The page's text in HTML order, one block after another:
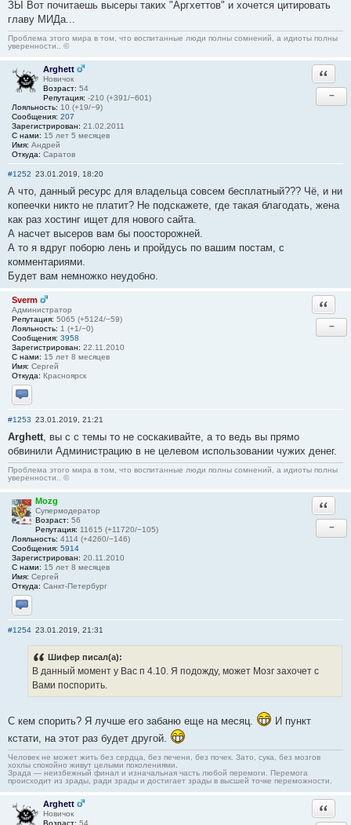
ЗЫ Вот почитаешь высеры таких "Аргхеттов" и хочется цитировать
главу МИДа...
Проблема этого мира в том, что воспитанные люди полны сомнений, а идиоты полны
уверенности.. ©
Arghett
Новичок
Возраст: 54
Репутация: -210 (+391/−601)
Лояльность: 10 (+19/−9)
Сообщения: 207
Зарегистрирован: 21.02.2011
С нами: 15 лет 5 месяцев
Имя: Андрей
Откуда: Саратов
−
#1252 23.01.2019, 18:20
А что, данный ресурс для владельца совсем бесплатный??? Чё, и ни
копеечки никто не платит? Не подскажете, где такая благодать, жена
как раз хостинг ищет для нового сайта.
А насчет высеров вам бы поосторожней.
А то я вдруг поборю лень и пройдусь по вашим постам, с
комментариями.
Будет вам немножко неудобно.
Sverm
Администратор
Репутация: 5065 (+5124/−59)
Лояльность: 1 (+1/−0)
Сообщения: 3958
Зарегистрирован: 22.11.2010
С нами: 15 лет 8 месяцев
Имя: Сергей
Откуда: Красноярск
Отправить личное сообщение
−
#1253 23.01.2019, 21:21
Arghett , вы с с темы то не соскакивайте, а то ведь вы прямо
обвинили Администрацию в не целевом использовании чужих денег.
Проблема этого мира в том, что воспитанные люди полны сомнений, а идиоты полны
уверенности.. ©
Mozg
Супермодератор
Возраст: 56
Репутация: 11615 (+11720/−105)
Лояльность: 4114 (+4260/−146)
Сообщения: 5914
Зарегистрирован: 20.11.2010
С нами: 15 лет 8 месяцев
Имя: Сергей
Откуда: Санкт-Петербург
Отправить личное сообщение
−
#1254 23.01.2019, 21:31
Шифер писал(а):
В данный момент у Вас п 4.10. Я подожду, может Мозг захочет с
Вами поспорить.
С кем спорить? Я лучше его забаню еще на месяц.
И пункт
кстати, на этот раз будет другой.
Человек не может жить без сердца, без печени, без почек. Зато, сука, без мозгов
хохлы спокойно живут целыми поколениями.
Зрада — неизбежный финал и изначальная часть любой перемоги. Перемога
происходит из зрады, ради зрады и достигает зрады в высшей точке переможности.
Arghett
Новичок
Возраст: 54